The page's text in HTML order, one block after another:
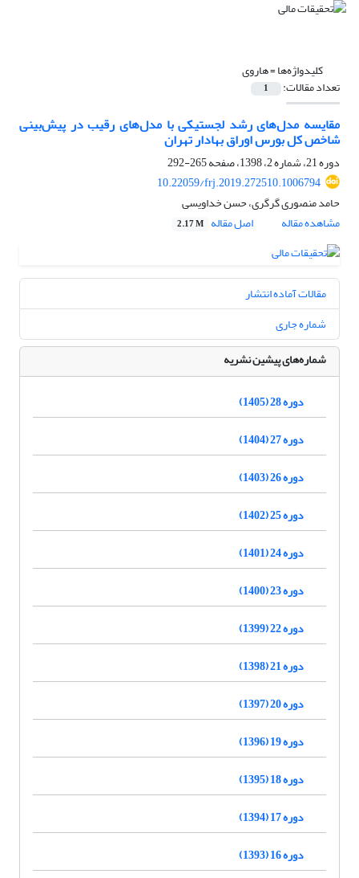
کلیدواژه‌ها =هاروی
تعداد مقالات: 1
مقایسه مدل‌های‌ رشد لجستیکی با مدل‌های رقیب در پیش‌بینی
شاخص کل بورس اوراق بهادار تهران
دوره 21، شماره 2، 1398، صفحه
265-292
10.22059/frj.2019.272510.1006794
حامد منصوری گرگری، حسن خداویسی
مشاهده مقاله
اصل مقاله 2.17 M
مقالات آماده انتشار
شماره جاری
شماره‌های پیشین نشریه
دوره 28 (1405)
دوره 27 (1404)
دوره 26 (1403)
دوره 25 (1402)
دوره 24 (1401)
دوره 23 (1400)
دوره 22 (1399)
دوره 21 (1398)
دوره 20 (1397)
دوره 19 (1396)
دوره 18 (1395)
دوره 17 (1394)
دوره 16 (1393)